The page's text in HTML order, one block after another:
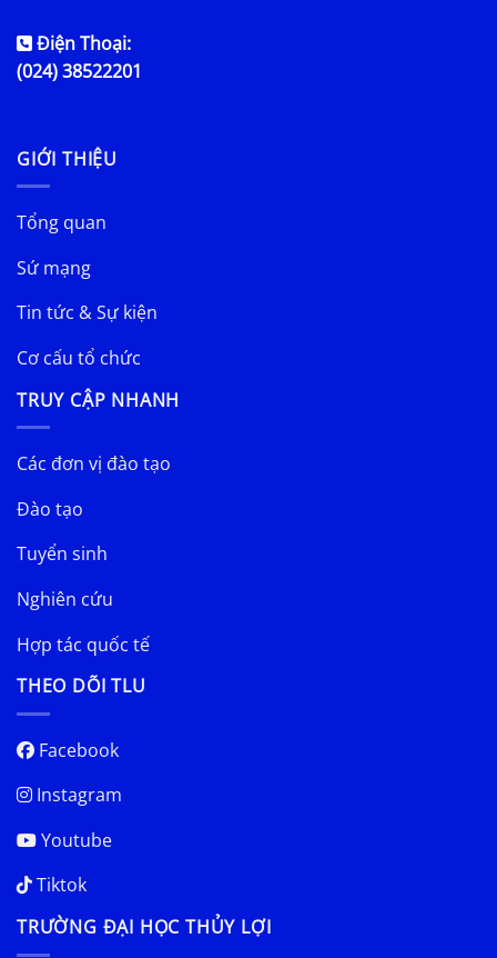
Điện Thoại:
(024) 38522201
GIỚI THIỆU
Tổng quan
Sứ mạng
Tin tức & Sự kiện
Cơ cấu tổ chức
TRUY CẬP NHANH
Các đơn vị đào tạo
Đào tạo
Tuyển sinh
Nghiên cứu
Hợp tác quốc tế
THEO DÕI TLU
Facebook
Instagram
Youtube
Tiktok
TRƯỜNG ĐẠI HỌC THỦY LỢI